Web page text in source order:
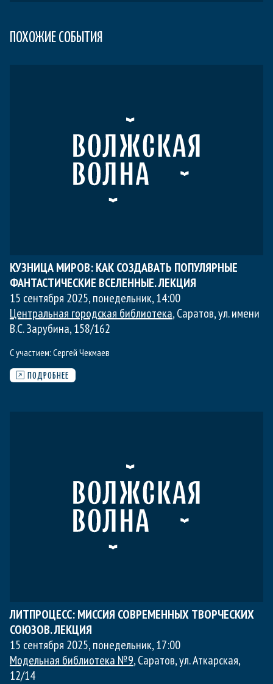
ПОХОЖИЕ СОБЫТИЯ
КУЗНИЦА МИРОВ: КАК СОЗДАВАТЬ ПОПУЛЯРНЫЕ
ФАНТАСТИЧЕСКИЕ ВСЕЛЕННЫЕ. ЛЕКЦИЯ
15 сентября 2025, понедельник,14:00
Центральная городская библиотека, Саратов, ул. имени
В.С. Зарубина, 158/162
С участием: Сергей Чекмаев
ПОДРОБНЕЕ
ЛИТПРОЦЕСС: МИССИЯ СОВРЕМЕННЫХ ТВОРЧЕСКИХ
СОЮЗОВ. ЛЕКЦИЯ
15 сентября 2025, понедельник,17:00
Модельная библиотека №9, Саратов, ул. Аткарская,
12/14